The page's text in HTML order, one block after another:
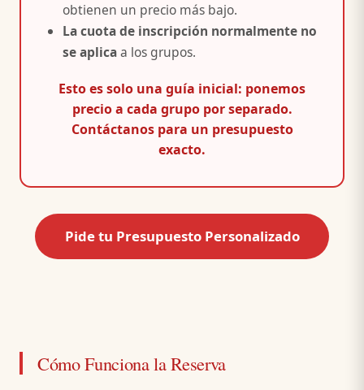
obtienen un precio más bajo.
La cuota de inscripción normalmente no
se aplicaa los grupos.
Esto es solo una guía inicial: ponemos
precio a cada grupo por separado.
Contáctanos para un presupuesto
exacto.
Pide tu Presupuesto Personalizado
Cómo Funciona la Reserva